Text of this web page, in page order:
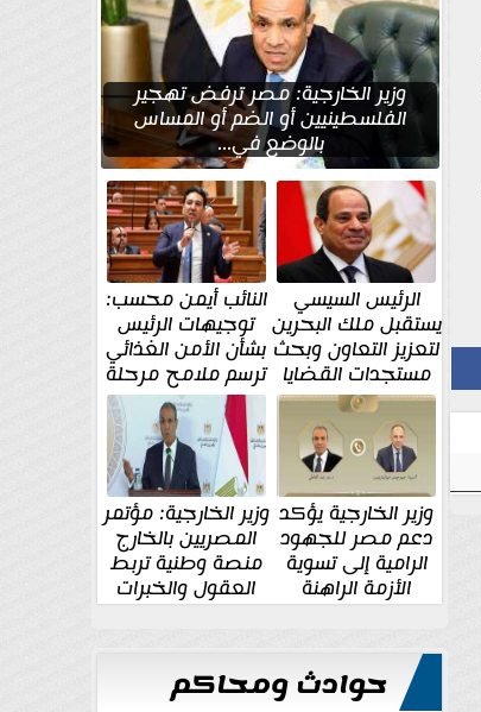
وزير الخارجية: مصر ترفض تهجير
الفلسطينيين أو الضم أو المساس
بالوضع في...
الرئيس السيسي
يستقبل ملك البحرين
لتعزيز التعاون وبحث
مستجدات القضايا
الإقليمية والدولية
النائب أيمن محسب:
توجيهات الرئيس
بشأن الأمن الغذائي
ترسم ملامح مرحلة
جديدة
وزير الخارجية يؤكد
دعم مصر للجهود
الرامية إلى تسوية
الأزمة الراهنة
وزير الخارجية: مؤتمر
المصريين بالخارج
منصة وطنية تربط
العقول والخبرات
المصرية بالدولة
حوادث ومحاكم